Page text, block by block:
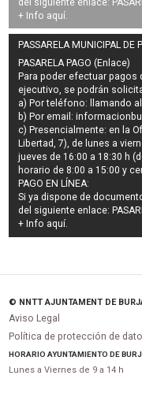
del siguiente enlace:
+ Info aquí.
PASSARELA MUNICIPAL DE
PASARELA PAGO (Enlace)
Para poder efectuar pagos
ejecutivo, se podrán
a) Por teléfono: llamando
b) Por email:
c) Presencialmente: en la
Libertad, 7), de lunes a
jueves de 16:00 a 18:30 h
horario de 8:00 a 15:00 y
PAGO EN LÍNEA:
Si ya dispone de
del siguiente enlace:
+ Info aquí.
© NNTT AJUNTAMENT DE
Aviso Legal
Política de protección de
HORARIO AYUNTAMIENTO DE
Lunes a Viernes de 9 a 14 h